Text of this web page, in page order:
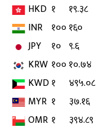
HKD १ १९.३८
INR १००१६०
JPY
१० ९.६
KRW १००१०.७४
KWD१ ४९५.०८
MYR १ ३७.१६
OMR १ ३९४.८९